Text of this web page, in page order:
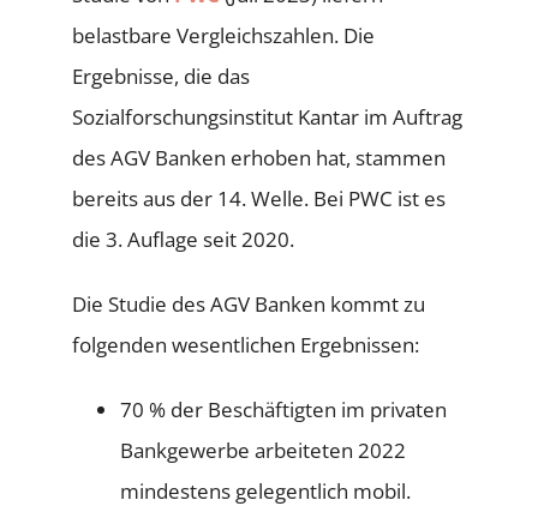
belastbare Vergleichszahlen. Die
Ergebnisse, die das
Sozialforschungsinstitut Kantar im Auftrag
des AGV Banken erhoben hat, stammen
bereits aus der 14. Welle. Bei PWC ist es
die 3. Auflage seit 2020.
Die Studie des AGV Banken kommt zu
folgenden wesentlichen Ergebnissen:
70 % der Beschäftigten im privaten
Bankgewerbe arbeiteten 2022
mindestens gelegentlich mobil.